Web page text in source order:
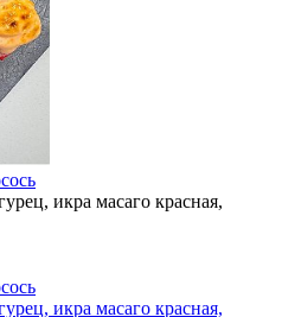
икра масаго красная,
икра масаго красная,